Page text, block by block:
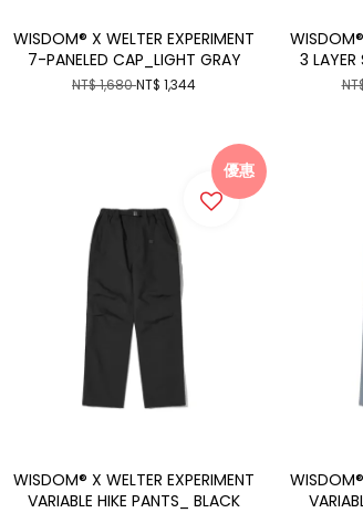
WISDOM® X WELTER EXPERIMENT
7-PANELED CAP_LIGHT GRAY
NT$ 1,680NT$ 1,344
WISDOM®
3 LAYER
優惠
WISDOM® X WELTER EXPERIMENT
VARIABLE HIKE PANTS_ BLACK
WISDOM®